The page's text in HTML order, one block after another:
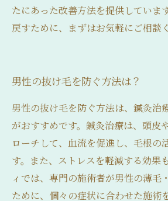
たにあった改善方法を提供していま
戻すために、まずはお気軽にご相談
男性の抜け毛を防ぐ方法は？
男性の抜け毛を防ぐ方法は、鍼灸治
がおすすめです。鍼灸治療は、頭皮
ローチして、血流を促進し、毛根の
す。また、ストレスを軽減する効果
ィでは、専門の施術者が男性の薄毛
ために、個々の症状に合わせた施術